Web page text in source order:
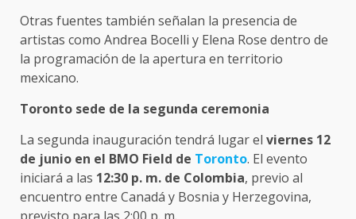
Otras fuentes también señalan la presencia de
artistas como Andrea Bocelli y Elena Rose dentro de
la programación de la apertura en territorio
mexicano.
Toronto sede de la segunda ceremonia
La segunda inauguración tendrá lugar el viernes 12
de junio en el BMO Field de Toronto. El evento
iniciará a las 12:30 p. m. de Colombia, previo al
encuentro entre Canadá y Bosnia y Herzegovina,